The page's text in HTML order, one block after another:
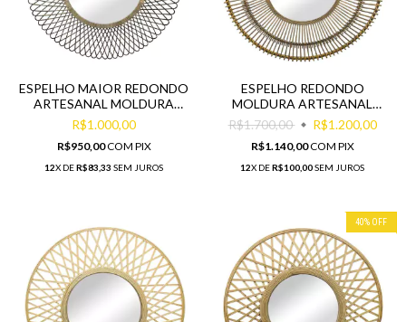
ESPELHO MAIOR REDONDO
ARTESANAL MOLDURA
BAMBU ENTRELAÇADO
R$1.000,00
R$950,00COM PIX
12X DER$83,33 SEM JUROS
ESPELHO REDONDO
MOLDURA ARTESANAL
FINOS TRAÇOS IMPECAVEL
R$1.700,00 R$1.200,00
R$1.140,00COM PIX
12X DER$100,00SEM JUROS
40% OFF